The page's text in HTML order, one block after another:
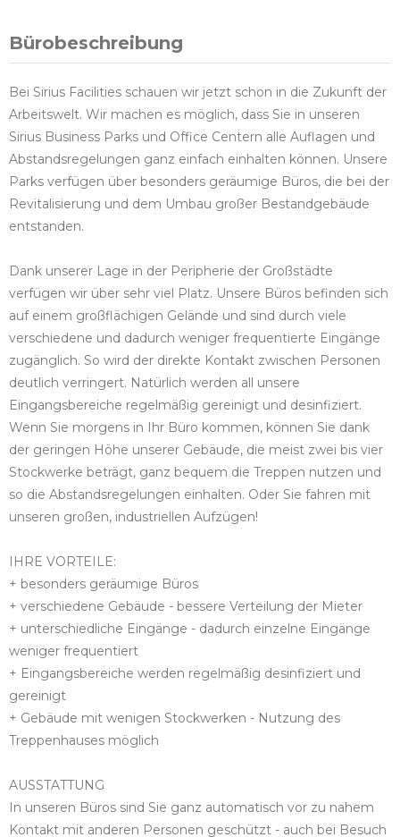
Bürobeschreibung
Bei Sirius Facilities schauen wir jetzt schon in die Zukunft der
Arbeitswelt. Wir machen es möglich, dass Sie in unseren
Sirius Business Parks und Office Centern alle Auflagen und
Abstandsregelungen ganz einfach einhalten können. Unsere
Parks verfügen über besonders geräumige Büros, die bei der
Revitalisierung und dem Umbau großer Bestandgebäude
entstanden.
Dank unserer Lage in der Peripherie der Großstädte
verfügen wir über sehr viel Platz. Unsere Büros befinden sich
auf einem großflächigen Gelände und sind durch viele
verschiedene und dadurch weniger frequentierte Eingänge
zugänglich. So wird der direkte Kontakt zwischen Personen
deutlich verringert. Natürlich werden all unsere
Eingangsbereiche regelmäßig gereinigt und desinfiziert.
Wenn Sie morgens in Ihr Büro kommen, können Sie dank
der geringen Höhe unserer Gebäude, die meist zwei bis vier
Stockwerke beträgt, ganz bequem die Treppen nutzen und
so die Abstandsregelungen einhalten. Oder Sie fahren mit
unseren großen, industriellen Aufzügen!
IHRE VORTEILE:
+ besonders geräumige Büros
+ verschiedene Gebäude - bessere Verteilung der Mieter
+ unterschiedliche Eingänge - dadurch einzelne Eingänge
weniger frequentiert
+ Eingangsbereiche werden regelmäßig desinfiziert und
gereinigt
+ Gebäude mit wenigen Stockwerken - Nutzung des
Treppenhauses möglich
AUSSTATTUNG
In unseren Büros sind Sie ganz automatisch vor zu nahem
Kontakt mit anderen Personen geschützt - auch bei Besuch